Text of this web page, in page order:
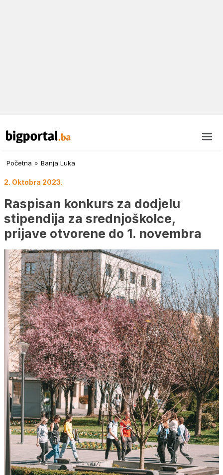
Početna » Banja Luka
2. Oktobra 2023.
Raspisan konkurs za dodjelu
stipendija za srednjoškolce,
prijave otvorene do 1. novembra